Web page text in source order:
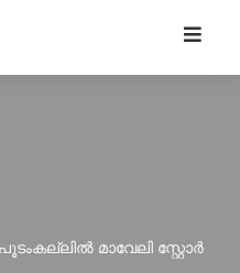
പൂടംകല്ലിൽ മാവേലി സ്റ്റോർ